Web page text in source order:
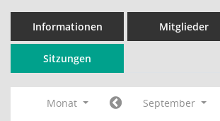
Informationen Mitglieder
Sitzungen
Monat September